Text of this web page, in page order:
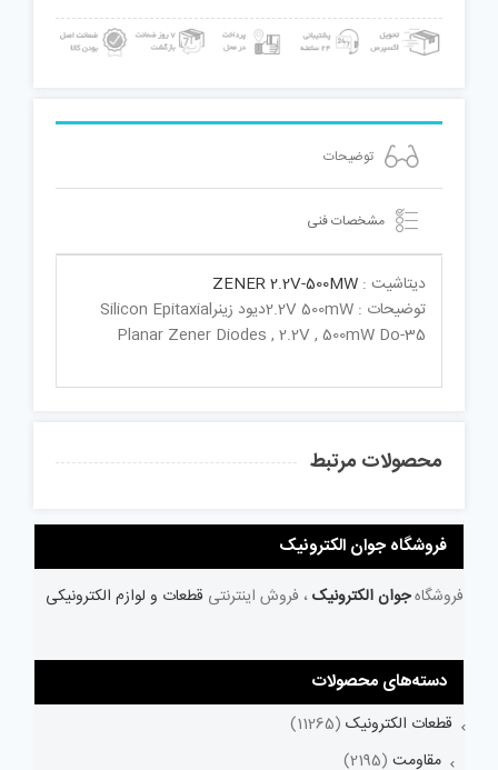
توضیحات
مشخصات فنی
دیتاشیت : ZENER 2.2V-500MW
توضیحات : 2.2V 500mWدیود زینرSilicon Epitaxial
Planar Zener Diodes , 2.2V , 500mW Do-35
محصولات مرتبط
فروشگاه جوان الکترونیک
فروشگاهجوان الکترونیک ، فروش اینترنتی قطعات و لوازم الکترونیکی
دسته‌های محصولات
قطعات الکترونیک (11265)
مقاومت (2195)